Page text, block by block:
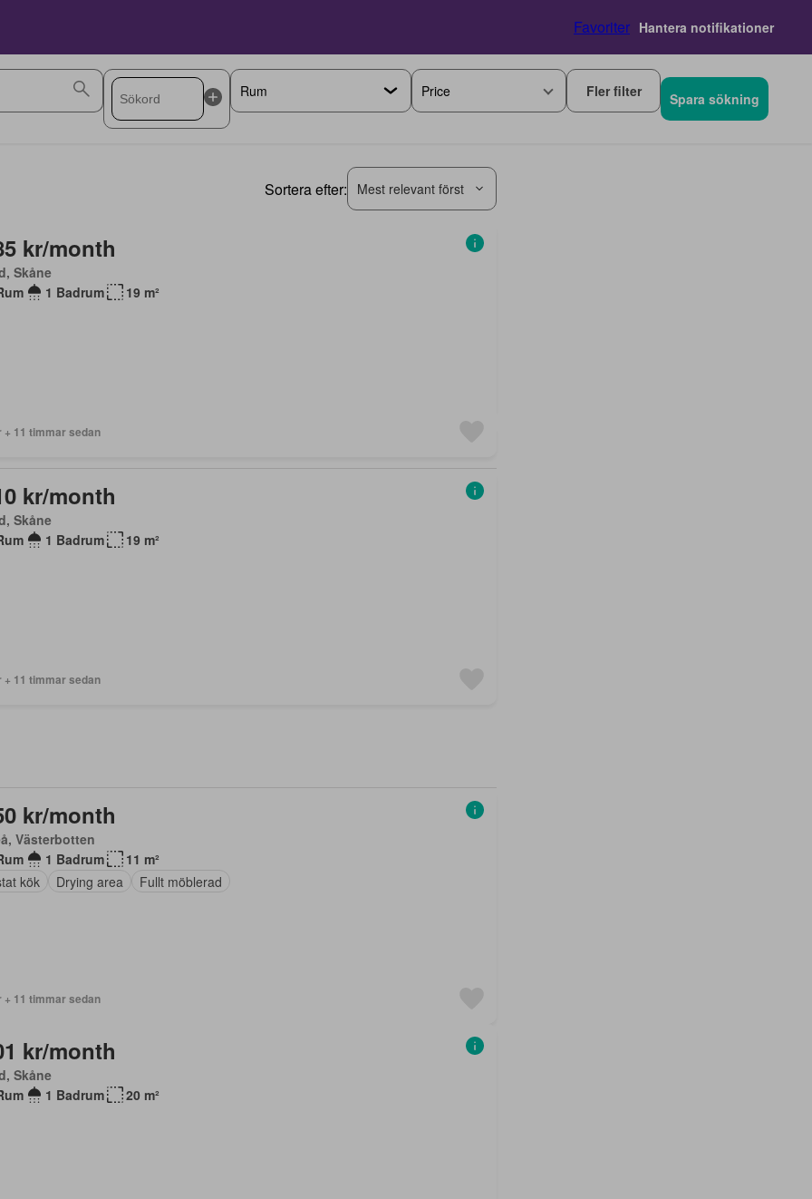
Favoriter Hantera notifikationer
Price Fler filter Spara sökning
Sortera efter: Mest relevant först
kr/month
Skåne
1 Badrum 19 m²
+ 11 timmar sedan
kr/month
Skåne
1 Badrum 19 m²
+ 11 timmar sedan
kr/month
Västerbotten
1 Badrum
11 m²
kök
Drying area Fullt möblerad
+ 11 timmar sedan
kr/month
Skåne
1 Badrum 20 m²